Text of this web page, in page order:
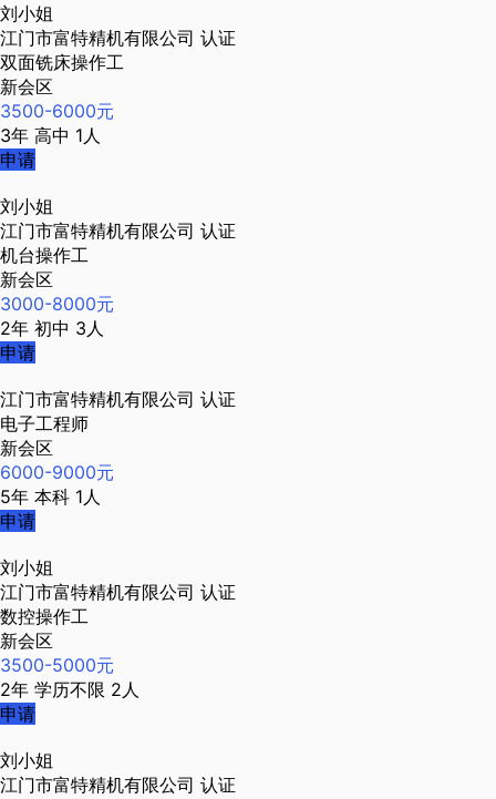
刘小姐
江门市富特精机有限公司 认证
双面铣床操作工
新会区
3500-6000元
3年 高中 1人
申请
刘小姐
江门市富特精机有限公司 认证
机台操作工
新会区
3000-8000元
2年 初中 3人
申请
江门市富特精机有限公司 认证
电子工程师
新会区
6000-9000元
5年 本科 1人
申请
刘小姐
江门市富特精机有限公司 认证
数控操作工
新会区
3500-5000元
2年 学历不限 2人
申请
刘小姐
江门市富特精机有限公司 认证